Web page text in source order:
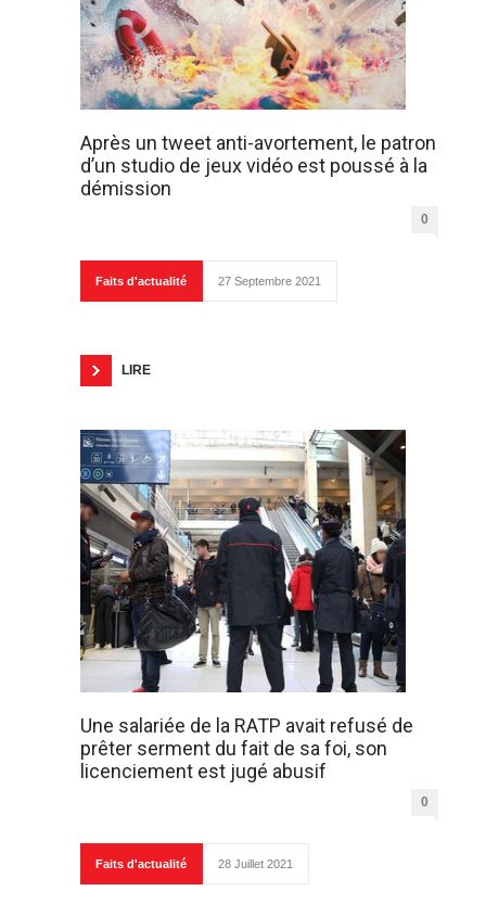
Après un tweet anti-avortement, le patron
d’un studio de jeux vidéo est poussé à la
démission
0
Faits d'actualité 27 Septembre 2021
LIRE
Une salariée de la RATP avait refusé de
prêter serment du fait de sa foi, son
licenciement est jugé abusif
0
Faits d'actualité 28 Juillet 2021